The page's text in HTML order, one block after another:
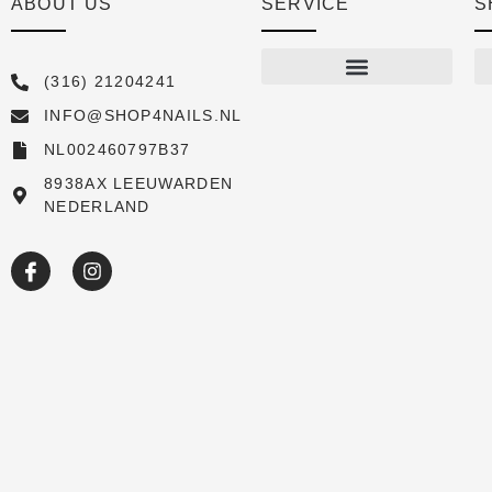
ABOUT US
(316) 21204241
INFO@SHOP4NAILS.NL
NL002460797B37
8938AX LEEUWARDEN
NEDERLAND
SERVICE